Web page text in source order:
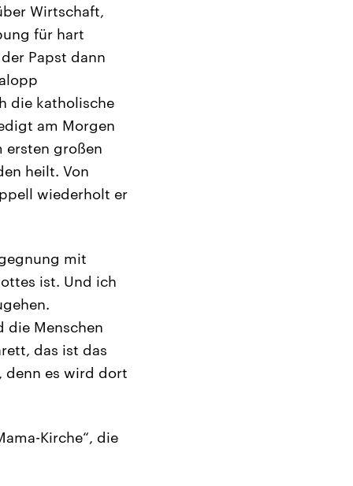
Wirtschaft,
für hart
Papst dann
die katholische
am Morgen
ersten großen
heilt. Von
wiederholt er
mit
ist. Und ich
die Menschen
das ist das
denn es wird dort
Kirche“, die